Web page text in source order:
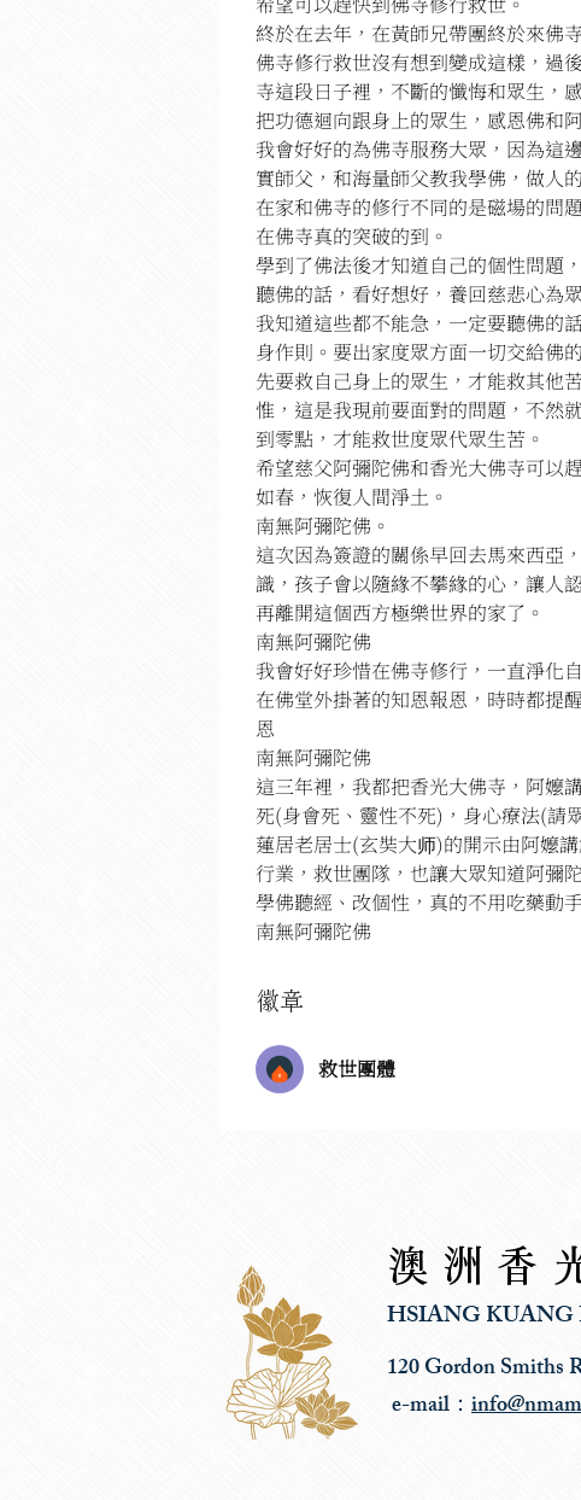
終於在去年，在黃師兄帶團終於來佛
佛寺修行救世沒有想到變成這樣，過
寺這段日子裡，不斷的懺悔和眾生，
把功德迴向跟身上的眾生，感恩佛和
我會好好的為佛寺服務大眾，因為這
實師父，和海量師父教我學佛，做人
在家和佛寺的修行不同的是磁場的問
在佛寺真的突破的到。
學到了佛法後才知道自己的個性問題
聽佛的話，看好想好，養回慈悲心為
我知道這些都不能急，一定要聽佛的
身作則。要出家度眾方面一切交給佛
先要救自己身上的眾生，才能救其他
惟，這是我現前要面對的問題，不然
到零點，才能救世度眾代眾生苦。
希望慈父阿彌陀佛和香光大佛寺可以
如春，恢復人間淨土。
南無阿彌陀佛。
這次因為簽證的關係早回去馬來西亞
識，孩子會以隨緣不攀緣的心，讓人
再離開這個西方極樂世界的家了。
南無阿彌陀佛
我會好好珍惜在佛寺修行，一直淨化
在佛堂外掛著的知恩報恩，時時都提
恩
南無阿彌陀佛
這三年裡，我都把香光大佛寺，阿嬤
死(身會死、靈性不死)，身心療法(請
蓮居老居士(玄奘大师)的開示由阿嬤
行業，救世團隊，也讓大眾知道阿彌
學佛聽經、改個性，真的不用吃藥動
南無阿彌陀佛
徽章
救世團體
澳洲香
HSIANG
120 Gordon Smiths
e-mail：